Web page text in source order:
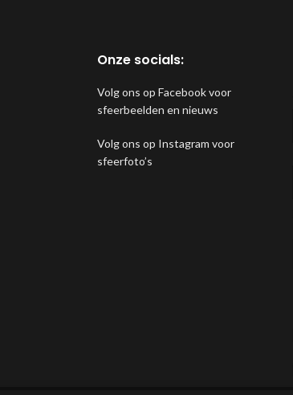
Onze socials:
Volg ons op Facebook voor
sfeerbeelden en nieuws
Volg ons op Instagram voor
sfeerfoto’s